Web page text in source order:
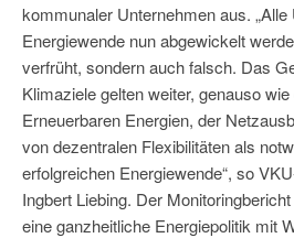
kommunaler Unternehmen aus.
Energiewende nun abgewickelt
verfrüht, sondern auch falsch. Das
Klimaziele gelten weiter, genauso
Erneuerbaren Energien, der
von dezentralen Flexibilitäten als
erfolgreichen Energiewende“, so
Ingbert Liebing. Der
eine ganzheitliche Energiepolitik mit